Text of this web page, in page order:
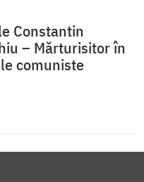
Constantin
– Mărturisitor în
comuniste